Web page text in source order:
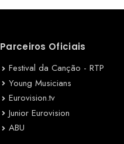
Parceiros Oficiais
Festival da Canção - RTP
Young Musicians
Eurovision.tv
Junior Eurovision
ABU